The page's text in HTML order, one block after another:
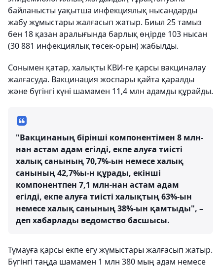
байланысты уақытша инфекциялық нысандарды
жабу жұмыстары жалғасып жатыр. Биыл 25 тамыз
бен 18 қазан аралығында барлық өңірде 103 нысан
(30 881 инфекциялық төсек-орын) жабылды.
Сонымен қатар, халықты КВИ-ге қарсы вакциналау
жалғасуда. Вакцинация жоспары қайта қаралды
және бүгінгі күні шамамен 11,4 млн адамды құрайды.
"Вакцинаның бірінші компонентімен 8 млн-
нан астам адам егілді, екпе алуға тиісті
халық санының 70,7%-ын немесе халық
санының 42,7%ы-н құрады, екінші
компонентпен 7,1 млн-нан астам адам
егілді, екпе алуға тиісті халықтың 63%-ын
немесе халық санының 38%-ын қамтыды", –
деп хабарлады ведомство басшысы.
Тұмауға қарсы екпе егу жұмыстары жалғасып жатыр.
Бүгінгі таңда шамамен 1 млн 380 мың адам немесе